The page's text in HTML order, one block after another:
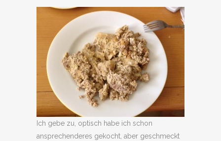
Ich gebe zu, optisch habe ich schon
ansprechenderes gekocht, aber geschmeckt